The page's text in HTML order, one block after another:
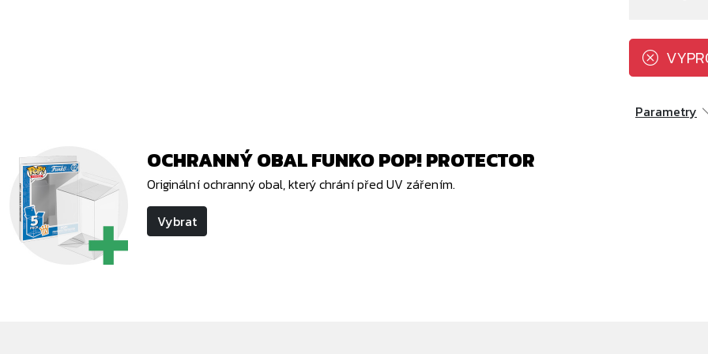
Parametry
OCHRANNÝ OBAL FUNKO POP! PROTECTOR
Originální ochranný obal, který chrání před UV zářením.
Vybrat